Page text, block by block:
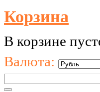
Корзина
В корзине
Валюта: